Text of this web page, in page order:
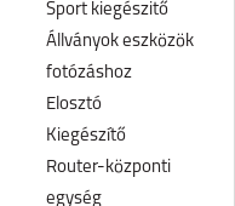
Sport kiegészitő
Állványok eszközök
fotózáshoz
Elosztó
Kiegészítő
Router-központi
egység